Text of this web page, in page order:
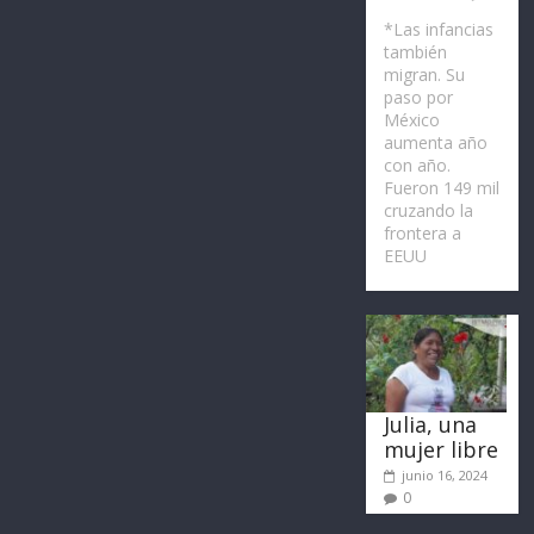
*Las infancias
también
migran. Su
paso por
México
aumenta año
con año.
Fueron 149 mil
cruzando la
frontera a
EEUU
Julia, una
mujer libre
junio 16, 2024
0